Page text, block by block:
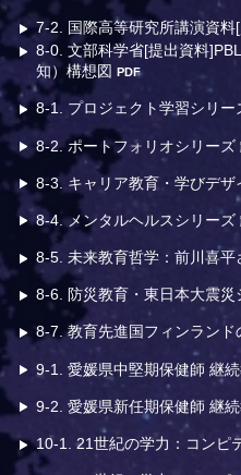
7-2. 国際高等研究所講演資
8-0. 文部科学省[提出資料
知）構想図PDF
8-1. プロジェクト学習シリ
8-2. ポートフォリオシリーズ
8-3. キャリア教育・学びデ
8-4. メンタルヘルスシリーズ
8-5. 未来教育哲学：前川喜
8-6. 防災教育・東日本大震
8-7. 教育先進国フィンラン
9-1. 愛媛県中堅期保健師 継
9-2. 愛媛県新任期保健師 継
10-1. 21世紀の学力：コンピ